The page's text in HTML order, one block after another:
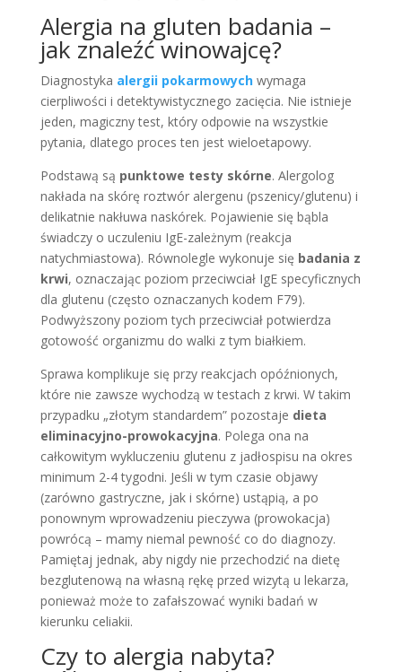
Alergia na gluten badania –
jak znaleźć winowajcę?
Diagnostyka alergii pokarmowychwymaga
cierpliwości i detektywistycznego zacięcia. Nie istnieje
jeden, magiczny test, który odpowie na wszystkie
pytania, dlatego proces ten jest wieloetapowy.
Podstawą są punktowe testy skórne. Alergolog
nakłada na skórę roztwór alergenu (pszenicy/glutenu) i
delikatnie nakłuwa naskórek. Pojawienie się bąbla
świadczy o uczuleniu IgE-zależnym (reakcja
natychmiastowa). Równolegle wykonuje się badania z
krwi, oznaczając poziom przeciwciał IgE specyficznych
dla glutenu (często oznaczanych kodem F79).
Podwyższony poziom tych przeciwciał potwierdza
gotowość organizmu do walki z tym białkiem.
Sprawa komplikuje się przy reakcjach opóźnionych,
które nie zawsze wychodzą w testach z krwi. W takim
przypadku „złotym standardem” pozostaje dieta
eliminacyjno-prowokacyjna. Polega ona na
całkowitym wykluczeniu glutenu z jadłospisu na okres
minimum 2-4 tygodni. Jeśli w tym czasie objawy
(zarówno gastryczne, jak i skórne) ustąpią, a po
ponownym wprowadzeniu pieczywa (prowokacja)
powrócą – mamy niemal pewność co do diagnozy.
Pamiętaj jednak, aby nigdy nie przechodzić na dietę
bezglutenową na własną rękę przed wizytą u lekarza,
ponieważ może to zafałszować wyniki badań w
kierunku celiakii.
Czy to alergia nabyta?